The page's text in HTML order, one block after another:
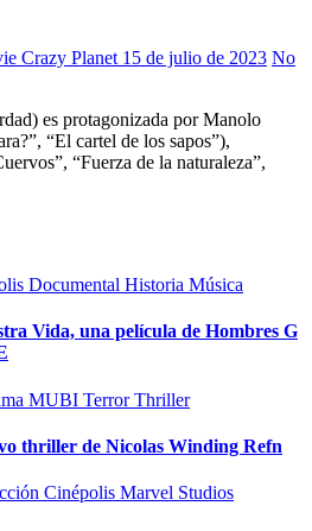
Crazy Planet 15 de julio de 2023 No
“El cartel de los sapos”),
“Fuerza de la naturaleza”,
Documental Historia Música
Vida, una película de Hombres G
MUBI TerrorThriller
thriller de Nicolas Winding Refn
Cinépolis Marvel Studios